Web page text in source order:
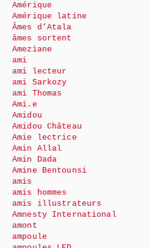
Amérique
Amérique latine
Âmes d’Atala
âmes sortent
Ameziane
ami
ami lecteur
ami Sarkozy
ami Thomas
Ami.e
Amidou
Amidou Château
Amie lectrice
Amin Allal
Amin Dada
Amine Bentounsi
amis
amis hommes
amis illustrateurs
Amnesty International
amont
ampoule